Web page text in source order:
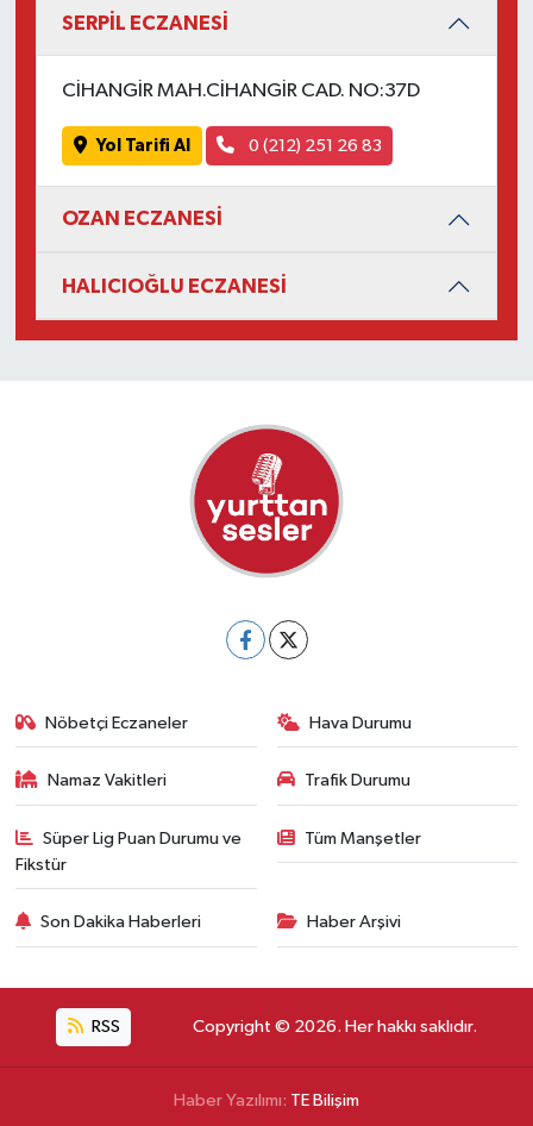
SERPİL ECZANESİ
CİHANGİR MAH.CİHANGİR CAD. NO:37D
Yol Tarifi Al 0 (212) 251 26 83
OZAN ECZANESİ
HALICIOĞLU ECZANESİ
Nöbetçi Eczaneler Hava Durumu
Namaz Vakitleri Trafik Durumu
Süper Lig Puan Durumu ve
Fikstür
Tüm Manşetler
Son Dakika Haberleri Haber Arşivi
RSS Copyright © 2026. Her hakkı saklıdır.
Haber Yazılımı: TE Bilişim